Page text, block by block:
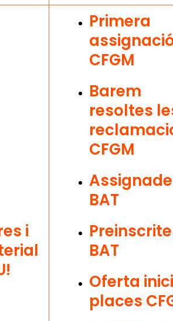
i
Primera
CFGM
Barem
resoltes
CFGM
BAT
BAT
Oferta
places